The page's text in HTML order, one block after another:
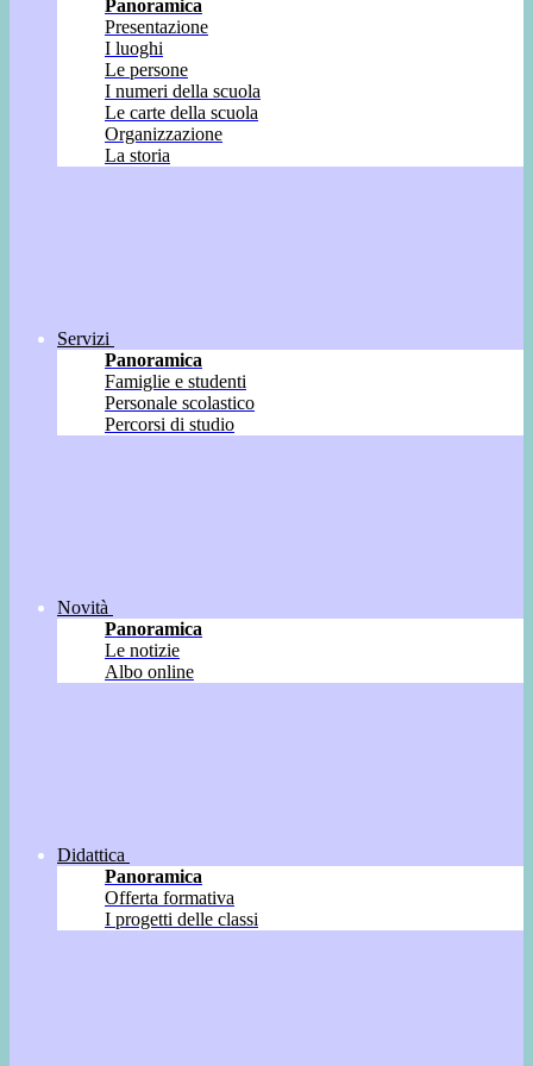
Panoramica
Presentazione
I luoghi
Le persone
I numeri della scuola
Le carte della scuola
Organizzazione
La storia
Servizi
Panoramica
Famiglie e studenti
Personale scolastico
Percorsi di studio
Novità
Panoramica
Le notizie
Albo online
Didattica
Panoramica
Offerta formativa
I progetti delle classi